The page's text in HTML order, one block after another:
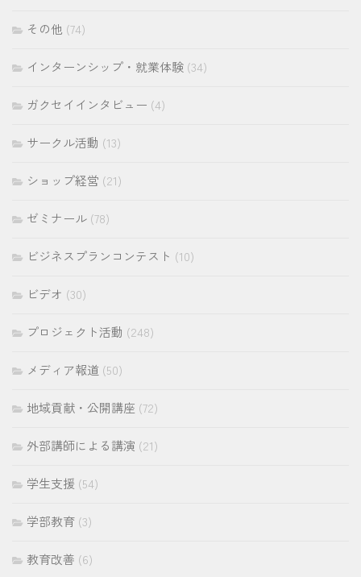
その他 (74)
インターンシップ・就業体験 (34)
ガクセイインタビュー (4)
サークル活動 (13)
ショップ経営 (21)
ゼミナール (78)
ビジネスプランコンテスト (10)
ビデオ (30)
プロジェクト活動 (248)
メディア報道 (50)
地域貢献・公開講座 (72)
外部講師による講演 (21)
学生支援 (54)
学部教育 (3)
教育改善 (6)